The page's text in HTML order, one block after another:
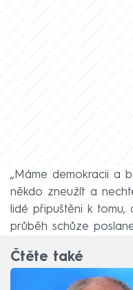
„Máme demokracii a
někdo zneužít a
lidé připuštěni k tomu,
průběh schůze
Čtěte také